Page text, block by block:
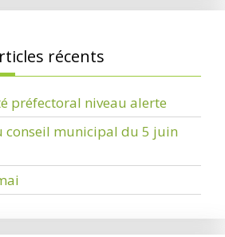
récents
préfectoral niveau alerte
conseil municipal du 5 juin